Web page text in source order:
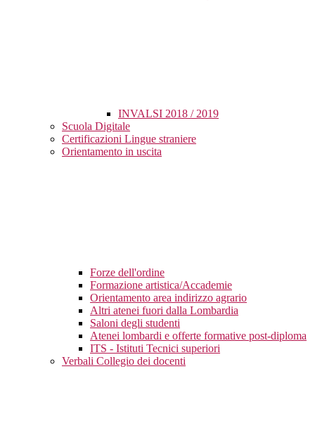
INVALSI 2018 / 2019
Scuola Digitale
Certificazioni Lingue straniere
Orientamento in uscita
Forze dell'ordine
Formazione artistica/Accademie
Orientamento area indirizzo agrario
Altri atenei fuori dalla Lombardia
Saloni degli studenti
Atenei lombardi e offerte formative post-diploma
ITS - Istituti Tecnici superiori
Verbali Collegio dei docenti